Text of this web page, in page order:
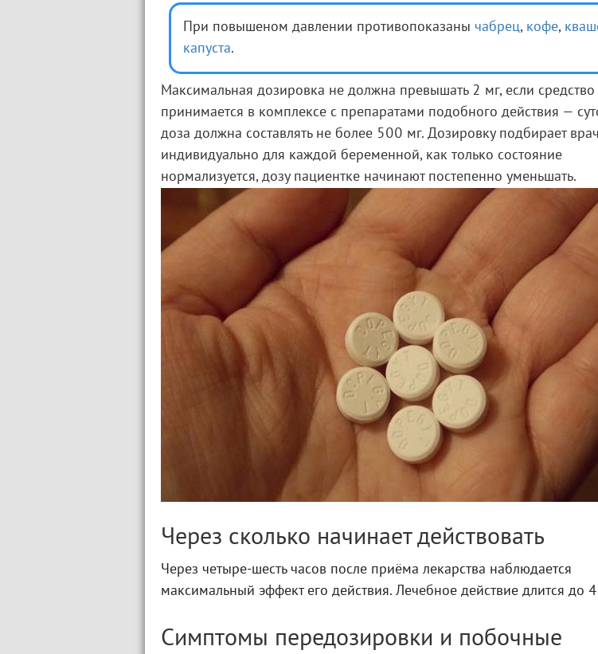
При повышеном давлении противопоказаны чабрец, кофе,
капуста.
Максимальная дозировка не должна превышать 2 мг, если средство
принимается в комплексе с препаратами подобного действия —
доза должна составлять не более 500 мг. Дозировку подбирает врач
индивидуально для каждой беременной, как только состояние
нормализуется, дозу пациентке начинают постепенно уменьшать.
Через сколько начинает действовать
Через четыре-шесть часов после приёма лекарства наблюдается
максимальный эффект его действия. Лечебное действие длится до
Симптомы передозировки и побочные